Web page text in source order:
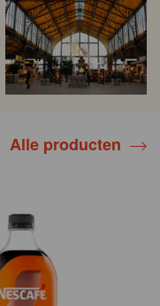
Alle producten